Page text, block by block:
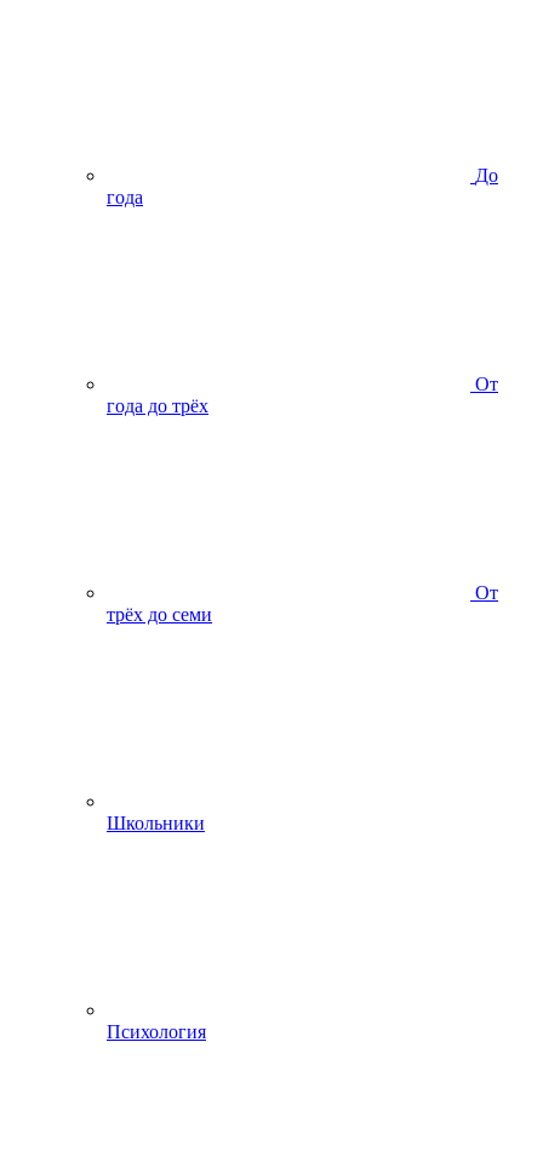
До
года
От
года до трёх
От
трёх до семи
Школьники
Психология